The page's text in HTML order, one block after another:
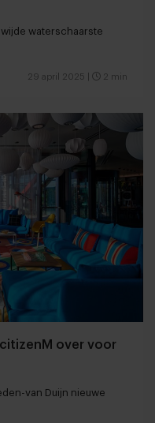
waterschaarste
29 april 2025 2 min
over voor
van Duijn nieuwe